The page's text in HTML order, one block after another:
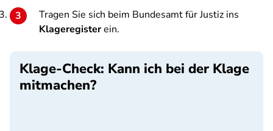
Tragen Sie sich beim Bundesamt für Justiz ins
Klageregisterein.
Klage-Check: Kann ich bei der Klage
mitmachen?